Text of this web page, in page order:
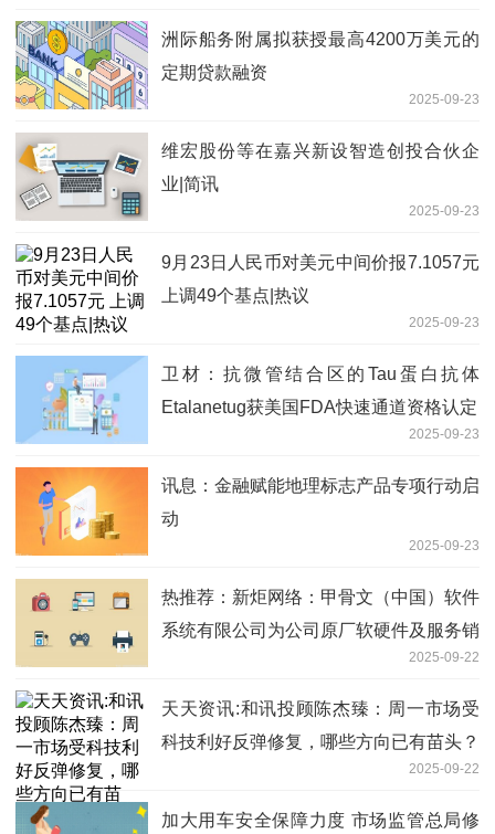
洲际船务附属拟获授最高4200万美元的
定期贷款融资
2025-09-23
维宏股份等在嘉兴新设智造创投合伙企
业|简讯
2025-09-23
9月23日人民币对美元中间价报7.1057元
上调49个基点|热议
2025-09-23
卫材：抗微管结合区的Tau蛋白抗体
Etalanetug获美国FDA快速通道资格认定
2025-09-23
讯息：金融赋能地理标志产品专项行动启
动
2025-09-23
热推荐：新炬网络：甲骨文（中国）软件
系统有限公司为公司原厂软硬件及服务销
2025-09-22
天天资讯:和讯投顾陈杰臻：周一市场受
科技利好反弹修复，哪些方向已有苗头？
2025-09-22
加大用车安全保障力度 市场监管总局修